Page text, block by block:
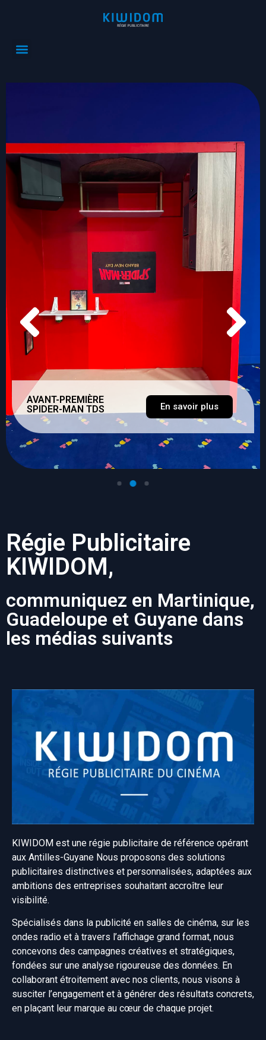
AVANT-PREMIÈRE
SPIDER-MAN TDS
En savoir plus
Régie Publicitaire
KIWIDOM,
communiquez en Martinique,
Guadeloupe et Guyane dans
les médias suivants
KIWIDOM est une régie publicitaire de référence opérant
aux Antilles-Guyane Nous proposons des solutions
publicitaires distinctives et personnalisées, adaptées aux
ambitions des entreprises souhaitant accroître leur
visibilité.
Spécialisés dans la publicité en salles de cinéma, sur les
ondes radio et à travers l’affichage grand format, nous
concevons des campagnes créatives et stratégiques,
fondées sur une analyse rigoureuse des données. En
collaborant étroitement avec nos clients, nous visons à
susciter l’engagement et à générer des résultats concrets,
en plaçant leur marque au cœur de chaque projet.